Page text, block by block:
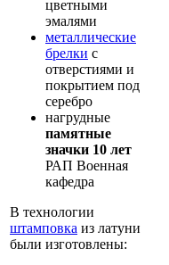
цветными
эмалями
металлические
брелки с
отверстиями и
покрытием под
серебро
нагрудные
памятные
значки 10 лет
РАП Военная
кафедра
В технологии
штамповка из латуни
были изготовлены: